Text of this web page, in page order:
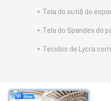
Tela do sutiã do
Tela do Spandex do
Tecidos de Lycra